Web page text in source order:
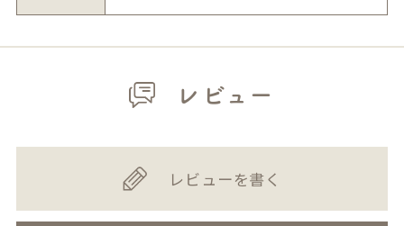
レビュー
レビューを書く